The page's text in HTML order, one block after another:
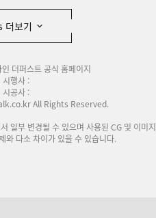
더보기
더퍼스트 공식 홈페이지
시행사 :
시공사 :
All Rights Reserved.
일부 변경될 수 있으며 사용된 CG 및 이미
와 다소 차이가 있을 수 있습니다.